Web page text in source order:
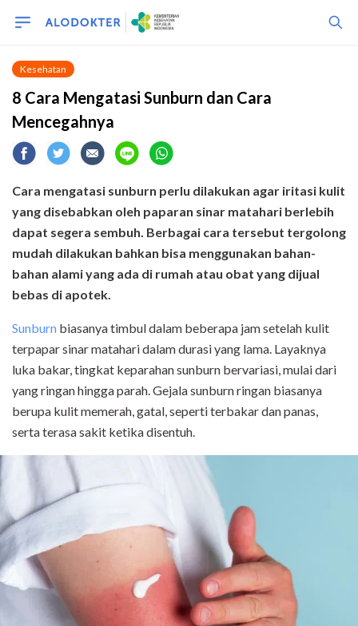
Kesehatan
8 Cara Mengatasi Sunburn dan Cara
Mencegahnya
Cara mengatasi sunburn perlu dilakukan agar iritasi kulit
yang disebabkan oleh paparan sinar matahari berlebih
dapat segera sembuh. Berbagai cara tersebut tergolong
mudah dilakukan bahkan bisa menggunakan bahan-
bahan alami yang ada di rumah atau obat yang dijual
bebas di apotek.
Sunburn biasanya timbul dalam beberapa jam setelah kulit
terpapar sinar matahari dalam durasi yang lama. Layaknya
luka bakar, tingkat keparahan sunburn bervariasi, mulai dari
yang ringan hingga parah. Gejala sunburn ringan biasanya
berupa kulit memerah, gatal, seperti terbakar dan panas,
serta terasa sakit ketika disentuh.